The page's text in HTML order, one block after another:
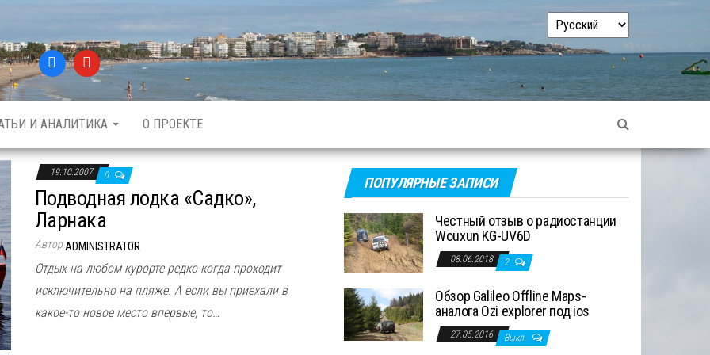
Выбрать
язык
И АНАЛИТИКА О ПРОЕКТЕ
19.10.2007 0
Подводная лодка «Садко»,
Ларнака
АвторADMINISTRATOR
Отдых на любом курорте редко когда проходит
исключительно на пляже. А если вы приехали в
какое-то новое место впервые, то…
ПОПУЛЯРНЫЕ ЗАПИСИ
Честный отзыв о радиостанции
Wouxun KG-UV6D
08.06.2018 2
Обзор Galileo Offline Maps-
аналога Ozi explorer под ios
27.05.2016 Выкл.